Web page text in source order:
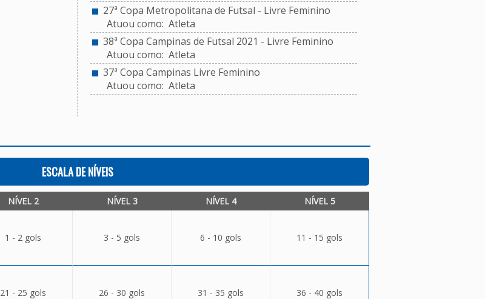
27ª Copa Metropolitana de Futsal - Livre Feminino
Atuou como: Atleta
38ª Copa Campinas de Futsal 2021 - Livre Feminino
Atuou como: Atleta
37ª Copa Campinas Livre Feminino
Atuou como: Atleta
ESCALA DE NÍVEIS
NÍVEL 2 NÍVEL 3 NÍVEL 4 NÍVEL 5
1 - 2 gols 3 - 5 gols 6 - 10 gols 11 - 15 gols
21 - 25 gols 26 - 30 gols 31 - 35 gols 36 - 40 gols